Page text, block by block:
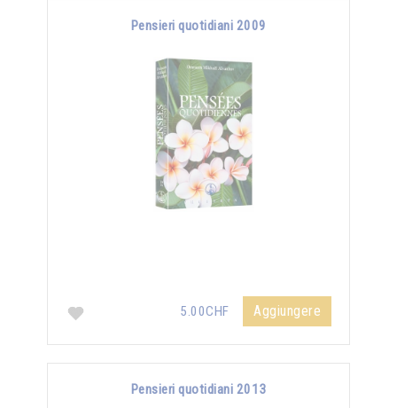
Pensieri quotidiani 2009
5.00CHF Aggiungere
Pensieri quotidiani 2013